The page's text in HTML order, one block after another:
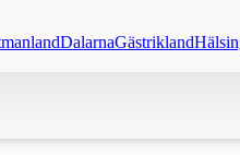
DalarnaGästrikland